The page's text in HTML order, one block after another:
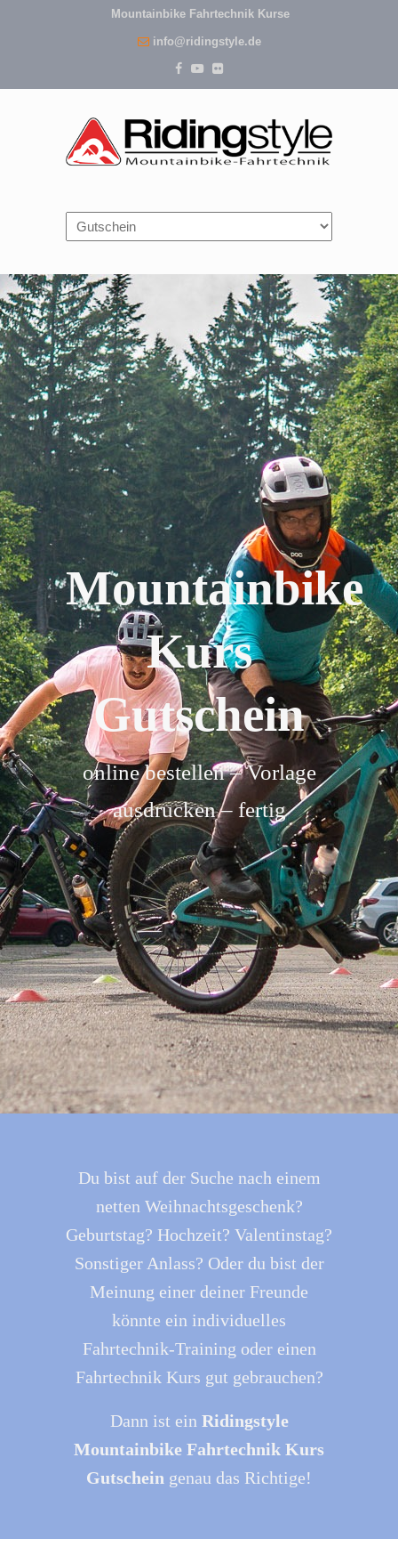
Mountainbike Fahrtechnik Kurse
info@ridingstyle.de
Navigation
Mountainbike
Kurs
Gutschein
online bestellen – Vorlage
ausdrucken – fertig
Du bist auf der Suche nach einem
netten Weihnachtsgeschenk?
Geburtstag? Hochzeit? Valentinstag?
Sonstiger Anlass? Oder du bist der
Meinung einer deiner Freunde
könnte ein individuelles
Fahrtechnik-Training oder einen
Fahrtechnik Kurs gut gebrauchen?
Dann ist ein Ridingstyle
Mountainbike Fahrtechnik Kurs
Gutschein genau das Richtige!